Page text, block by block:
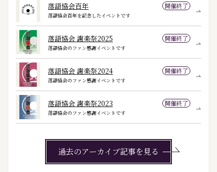
落語協会百年 開催終了
落語協会百年を記念したイベントです
落語協会 謝楽祭2025 開催終了
落語協会のファン感謝イベントです
落語協会 謝楽祭2024 開催終了
落語協会のファン感謝イベントです
落語協会 謝楽祭2023 開催終了
落語協会のファン感謝イベントです
過去のアーカイブ記事を見る